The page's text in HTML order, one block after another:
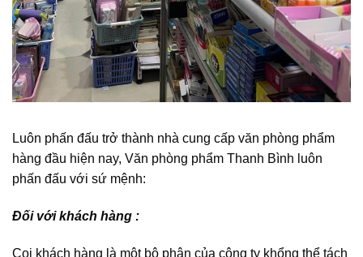
Luôn phấn đấu trở thành nhà cung cấp văn phòng phẩm
hàng đầu hiện nay, Văn phòng phẩm Thanh Bình luôn
phấn đấu với sứ mệnh:
Đối với khách hàng :
Coi khách hàng là một bộ phận của công ty khổng thể tách